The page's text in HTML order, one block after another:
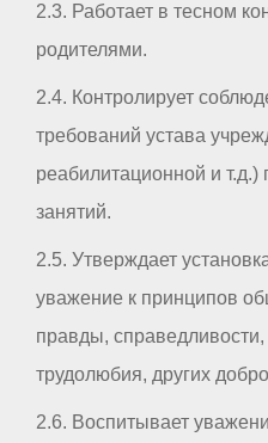
2.3. Работает в тесном
родителями.
2.4. Контролирует
требований устава
реабилитационной и т.д.)
занятий.
2.5. Утверждает
уважение к принципов
правды,
трудолюбия, других
2.6. Воспитывает